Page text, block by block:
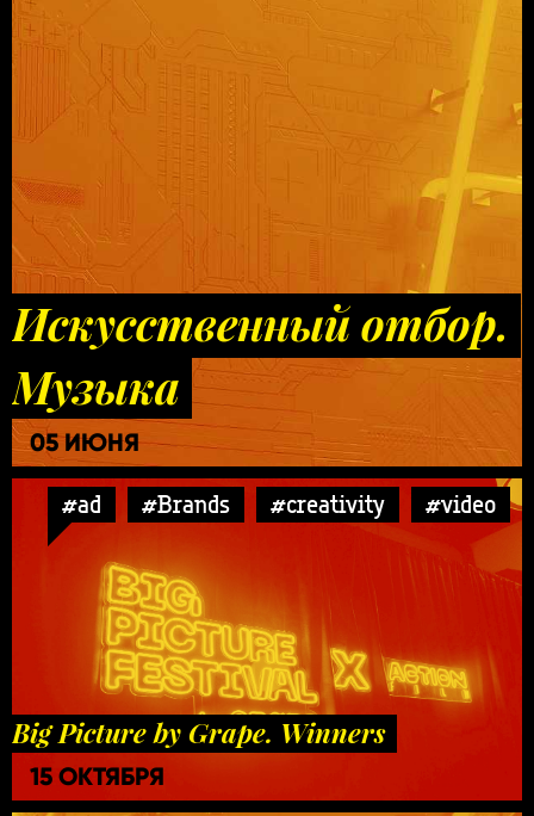
Искусственный отбор.
Музыка
05 ИЮНЯ
#ad #Brands #creativity #video
Big Picture by Grape. Winners
15 ОКТЯБРЯ